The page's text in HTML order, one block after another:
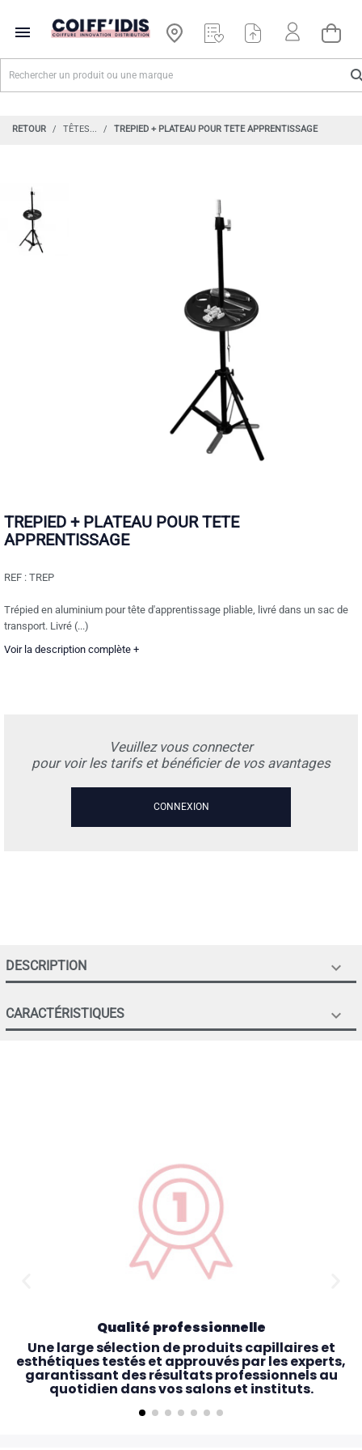

RETOUR TÊTES... TREPIED + PLATEAU POUR TETE APPRENTISSAGE
TREPIED + PLATEAU POUR TETE
APPRENTISSAGE
REF : TREP
Trépied en aluminium pour tête d'apprentissage pliable, livré dans un sac de
transport. Livré (...)
Voir la description complète +
Veuillez vous connecter
pour voir les tarifs et bénéficier de vos avantages
CONNEXION
DESCRIPTION 
CARACTÉRISTIQUES 
Qualité professionnelle
Une large sélection de produits capillaires et
esthétiques testés et approuvés par les experts,
garantissant des résultats professionnels au
quotidien dans vos salons et instituts.